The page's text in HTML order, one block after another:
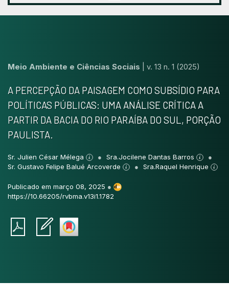
Meio Ambiente e Ciências Sociais v. 13 n. 1 (2025)
A PERCEPÇÃO DA PAISAGEM COMO SUBSÍDIO PARA
POLÍTICAS PÚBLICAS: UMA ANÁLISE CRÍTICA A
PARTIR DA BACIA DO RIO PARAÍBA DO SUL, PORÇÃO
PAULISTA.
Sr. Julien César Mélega
Sra.Jocilene Dantas Barros
Sr. Gustavo Felipe Balué Arcoverde
Sra.Raquel Henrique
Publicado em março 08, 2025 ●
https://10.66205/rvbma.v13i1.1782